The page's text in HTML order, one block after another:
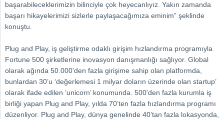
başarabileceklerimizin bilinciyle çok heyecanlıyız. Yakın zamanda
başarı hikayelerimizi sizlerle paylaşacağımıza eminim” şeklinde
konuştu.
Plug and Play, iş geliştirme odaklı girişim hızlandırma programıyla
Fortune 500 şirketlerine inovasyon danışmanlığı sağlıyor. Global
olarak ağında 50.000'den fazla girişime sahip olan platformda,
bunlardan 30’u ‘değerlemesi 1 milyar doların üzerinde olan startup’
olarak ifade edilen ‘unicorn’ konumunda. 500'den fazla kurumla iş
birliği yapan Plug and Play, yılda 70’ten fazla hızlandırma programı
düzenliyor. Plug and Play, dünya genelinde 40’tan fazla lokasyonda,